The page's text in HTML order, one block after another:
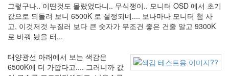
그렇구나.. 이딴것도 몰랐었다니.. 무식쟁이.. 모니터 OSD 에서 초기
값으로 되돌려 보니 6500K 로 설정되네.... 보나마나 모니터 첨 사
고, 이것저것 누질러 보다 큰 숫자가 무조건 좋은 건줄 알고 9300K
로 바꿔 놨을 터...
태양광선 아래에서 보는 색감은
6500K에 더 가깝다고.... 그러니까 값
Contrast
Cursor
리
투
오